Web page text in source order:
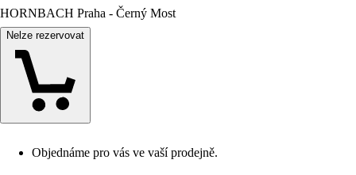
HORNBACH Praha - Černý Most
Nelze rezervovat
Objednáme pro vás ve vaší prodejně.